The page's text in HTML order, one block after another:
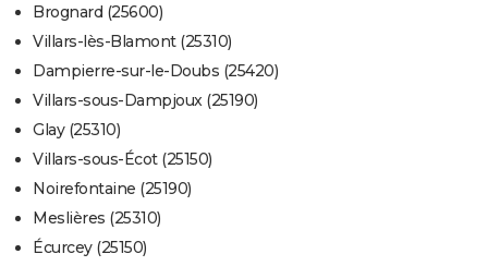
Brognard (25600)
Villars-lès-Blamont (25310)
Dampierre-sur-le-Doubs (25420)
Villars-sous-Dampjoux (25190)
Glay (25310)
Villars-sous-Écot (25150)
Noirefontaine (25190)
Meslières (25310)
Écurcey (25150)